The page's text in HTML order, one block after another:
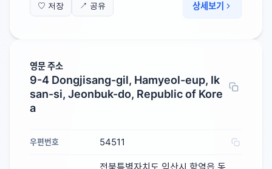
♡ 저장 ↗ 공유 상세보기
영문 주소
9-4 Dongjisang-gil, Hamyeol-eup, Ik
san-si, Jeonbuk-do, Republic of Kore
a
우편번호 54511